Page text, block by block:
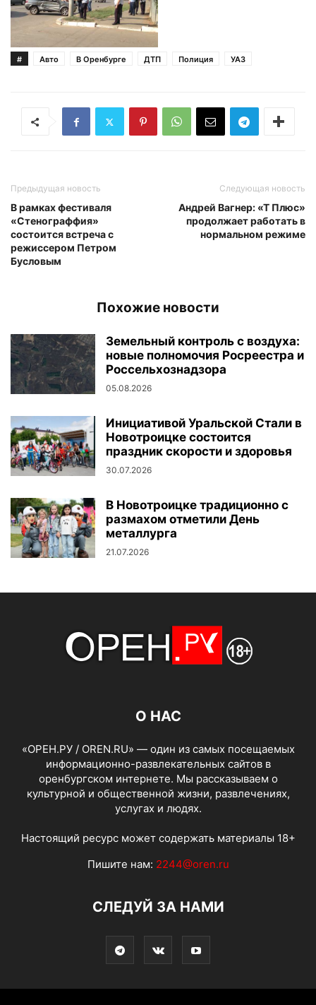
# Авто В Оренбурге ДТП Полиция УАЗ
Предыдущая новость
В рамках фестиваля
«Стенограффия»
состоится встреча с
режиссером Петром
Бусловым
Следующая новость
Андрей Вагнер: «Т Плюс»
продолжает работать в
нормальном режиме
Похожие новости
Земельный контроль с воздуха:
новые полномочия Росреестра и
Россельхознадзора
05.08.2026
Инициативой Уральской Стали в
Новотроицке состоится
праздник скорости и здоровья
30.07.2026
В Новотроицке традиционно с
размахом отметили День
металлурга
21.07.2026
О НАС
«ОРЕН.РУ / OREN.RU» — один из самых посещаемых
информационно-развлекательных сайтов в
оренбургском интернете. Мы рассказываем о
культурной и общественной жизни, развлечениях,
услугах и людях.
Настоящий ресурс может содержать материалы 18+
Пишите нам: 2244@oren.ru
СЛЕДУЙ ЗА НАМИ